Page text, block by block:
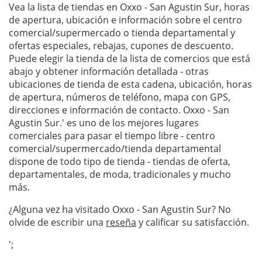
Vea la lista de tiendas en Oxxo - San Agustin Sur, horas
de apertura, ubicación e información sobre el centro
comercial/supermercado o tienda departamental y
ofertas especiales, rebajas, cupones de descuento.
Puede elegir la tienda de la lista de comercios que está
abajo y obtener información detallada - otras
ubicaciones de tienda de esta cadena, ubicación, horas
de apertura, números de teléfono, mapa con GPS,
direcciones e información de contacto. Oxxo - San
Agustin Sur.' es uno de los mejores lugares
comerciales para pasar el tiempo libre - centro
comercial/supermercado/tienda departamental
dispone de todo tipo de tienda - tiendas de oferta,
departamentales, de moda, tradicionales y mucho
más.
¿Alguna vez ha visitado Oxxo - San Agustin Sur? No
olvide de escribir una reseña y calificar su satisfacción.
';